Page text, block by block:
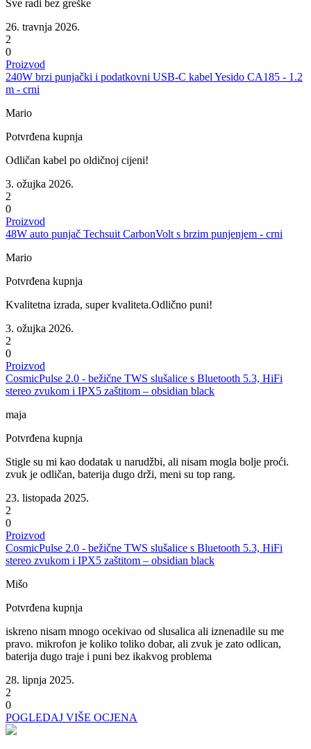
Sve radi bez greške
26. travnja 2026.
2
0
Proizvod
240W brzi punjački i podatkovni USB-C kabel Yesido CA185 - 1.2
m - crni
Mario
Potvrđena kupnja
Odličan kabel po oldičnoj cijeni!
3. ožujka 2026.
2
0
Proizvod
48W auto punjač Techsuit CarbonVolt s brzim punjenjem - crni
Mario
Potvrđena kupnja
Kvalitetna izrada, super kvaliteta.Odlično puni!
3. ožujka 2026.
2
0
Proizvod
CosmicPulse 2.0 - bežične TWS slušalice s Bluetooth 5.3, HiFi
stereo zvukom i IPX5 zaštitom – obsidian black
maja
Potvrđena kupnja
Stigle su mi kao dodatak u narudžbi, ali nisam mogla bolje proći.
zvuk je odličan, baterija dugo drži, meni su top rang.
23. listopada 2025.
2
0
Proizvod
CosmicPulse 2.0 - bežične TWS slušalice s Bluetooth 5.3, HiFi
stereo zvukom i IPX5 zaštitom – obsidian black
Mišo
Potvrđena kupnja
iskreno nisam mnogo ocekivao od slusalica ali iznenadile su me
pravo. mikrofon je koliko toliko dobar, ali zvuk je zato odlican,
baterija dugo traje i puni bez ikakvog problema
28. lipnja 2025.
2
0
POGLEDAJ VIŠE OCJENA